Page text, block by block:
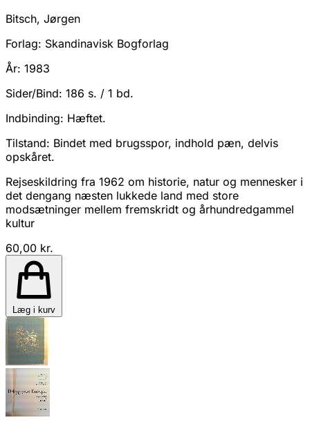
Bitsch, Jørgen
Forlag: Skandinavisk Bogforlag
År: 1983
Sider/Bind: 186 s. / 1 bd.
Indbinding: Hæftet.
Tilstand: Bindet med brugsspor, indhold pæn, delvis
opskåret.
Rejseskildring fra 1962 om historie, natur og mennesker i
det dengang næsten lukkede land med store
modsætninger mellem fremskridt og århundredgammel
kultur
60,00 kr.
Læg i kurv